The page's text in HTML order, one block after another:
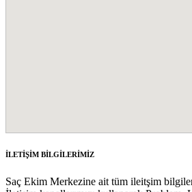
İLETİŞİM BİLGİLERİMİZ
Saç Ekim Merkezine ait tüm ileitşim